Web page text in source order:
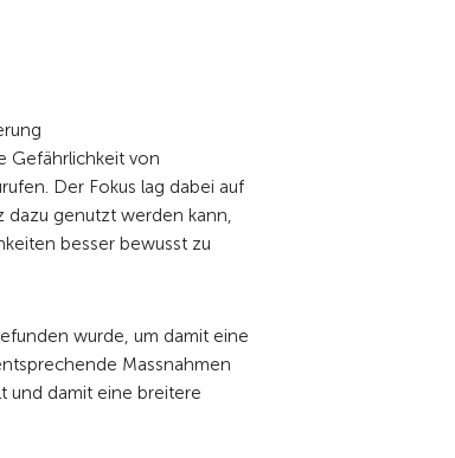
Gefährlichkeit von
Der Fokus lag dabei auf
dazu genutzt werden kann,
besser bewusst zu
wurde, um damit eine
Massnahmen
und damit eine breitere